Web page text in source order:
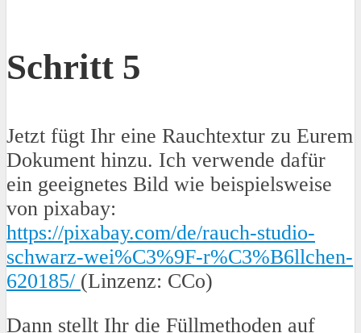
Schritt 5
Jetzt fügt Ihr eine Rauchtextur zu Eurem
Dokument hinzu. Ich verwende dafür
ein geeignetes Bild wie beispielsweise
von pixabay:
https://pixabay.com/de/rauch-studio-
schwarz-wei%C3%9F-r%C3%B6llchen-
620185/ (Linzenz: CCo)
Dann stellt Ihr die Füllmethoden auf